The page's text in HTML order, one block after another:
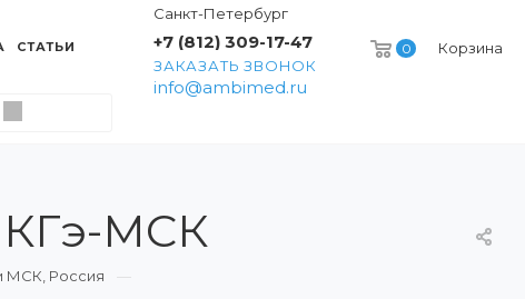
0 Корзина
Санкт-Петербург
+7 (812) 309-17-47
ЗАКАЗАТЬ ЗВОНОК
info@ambimed.ru
СТАТЬИ
КГэ-МСК
МСК, Россия